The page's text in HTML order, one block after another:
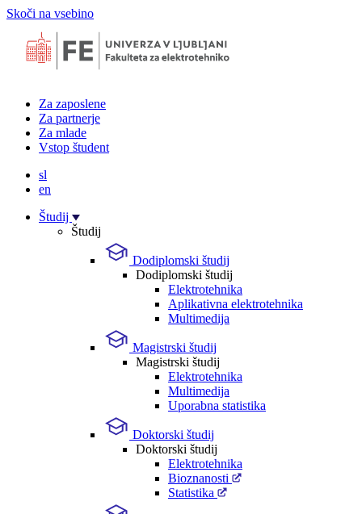
Skoči na vsebino
Za zaposlene
Za partnerje
Za mlade
Vstop študent
sl
en
Študij
Študij
Dodiplomski študij
Dodiplomski študij
Elektrotehnika
Aplikativna elektrotehnika
Multimedija
Magistrski študij
Magistrski študij
Elektrotehnika
Multimedija
Uporabna statistika
Doktorski študij
Doktorski študij
Elektrotehnika
Bioznanosti
Statistika